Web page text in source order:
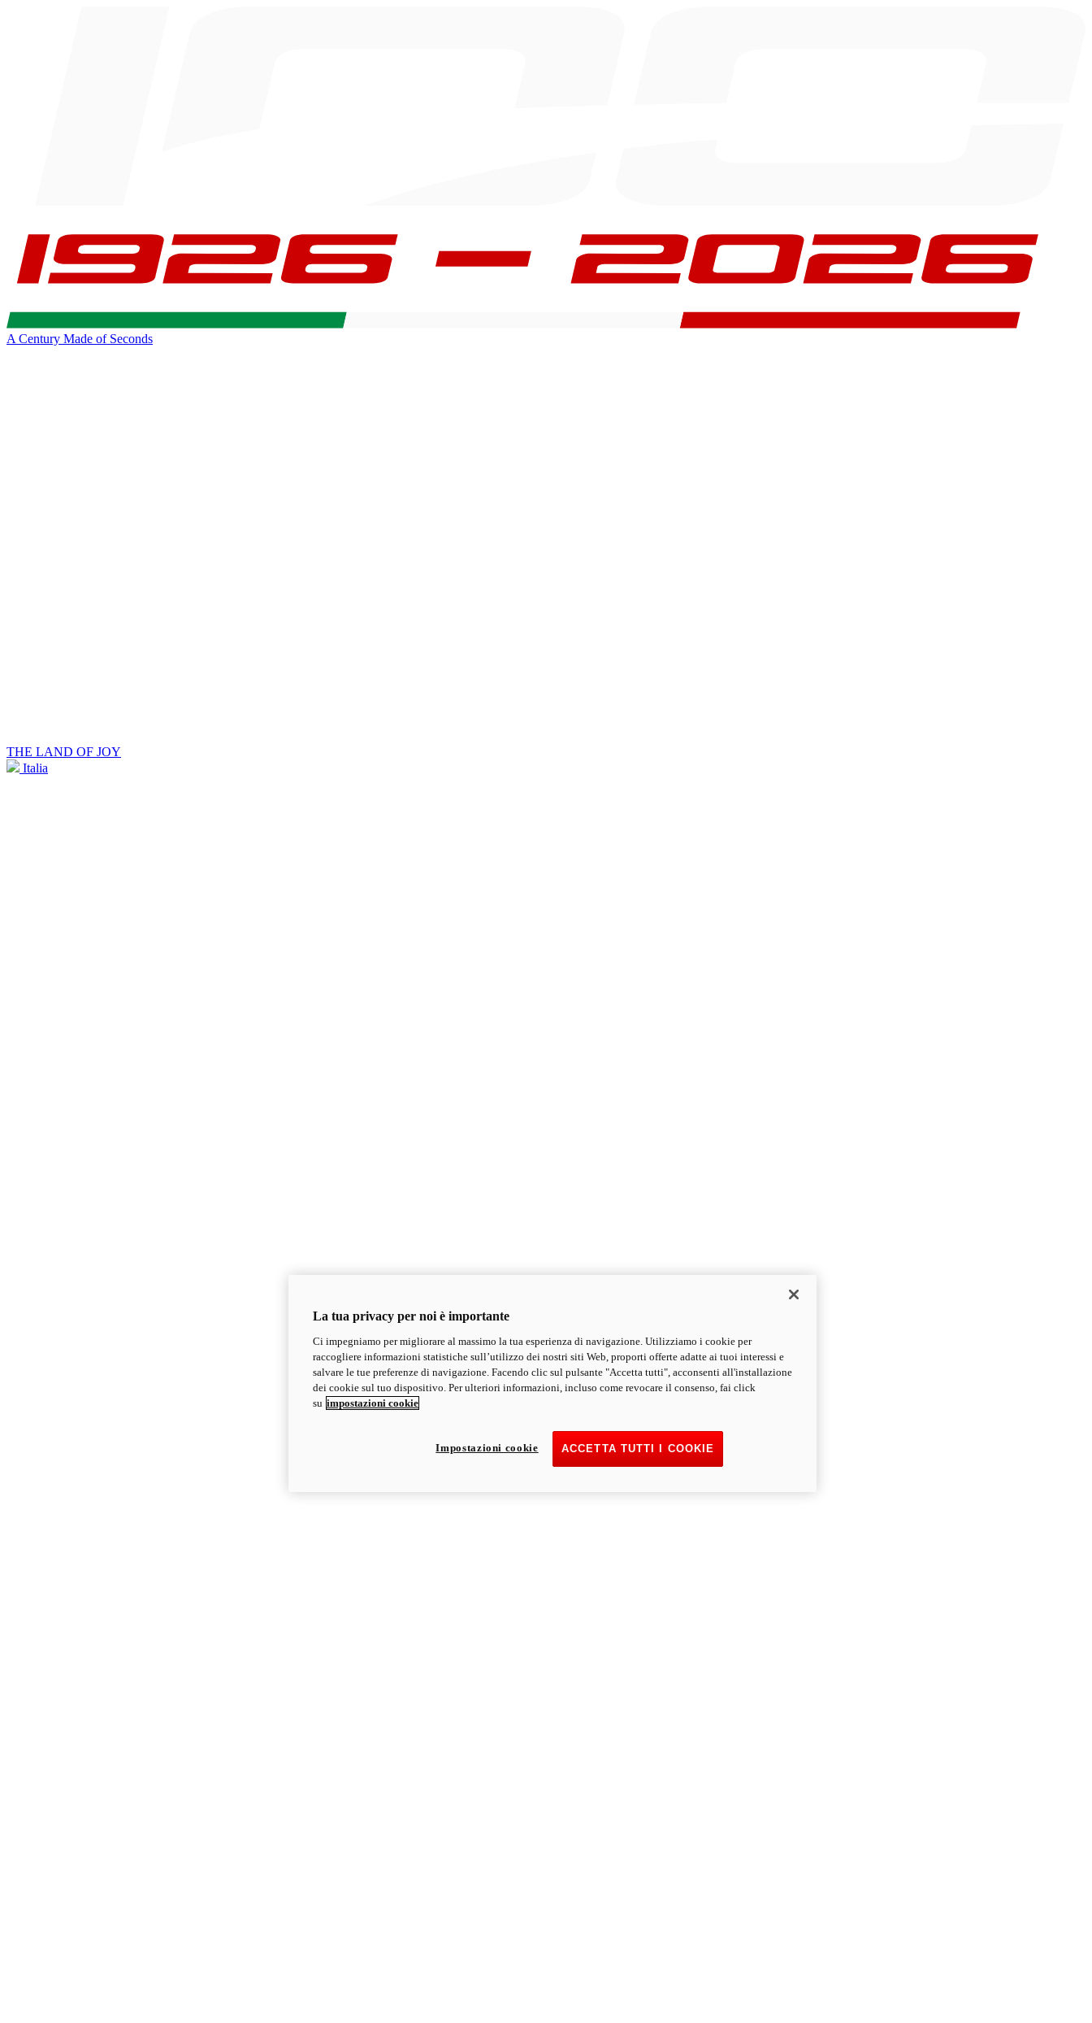
A Century Made of Seconds
THE LAND OF JOY
Italia
La tua privacy per noi è importante
Ci impegniamo per migliorare al massimo la tua esperienza di navigazione. Utilizziamo i cookie per
raccogliere informazioni statistiche sull’utilizzo dei nostri siti Web, proporti offerte adatte ai tuoi interessi e
salvare le tue preferenze di navigazione. Facendo clic sul pulsante "Accetta tutti", acconsenti all'installazione
dei cookie sul tuo dispositivo. Per ulteriori informazioni, incluso come revocare il consenso, fai click
su impostazioni cookie
ACCETTA TUTTI I COOKIE
Impostazioni cookie